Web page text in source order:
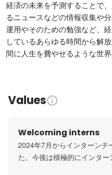
経済の未来を予測することで
るニュースなどの情報収集や
運用やそのための勉強など、
しているあらゆる時間から解
間に人生を費やせるような世
Values
Welcoming interns
2024年7月からインターンチ
た。今後は積極的にインタ